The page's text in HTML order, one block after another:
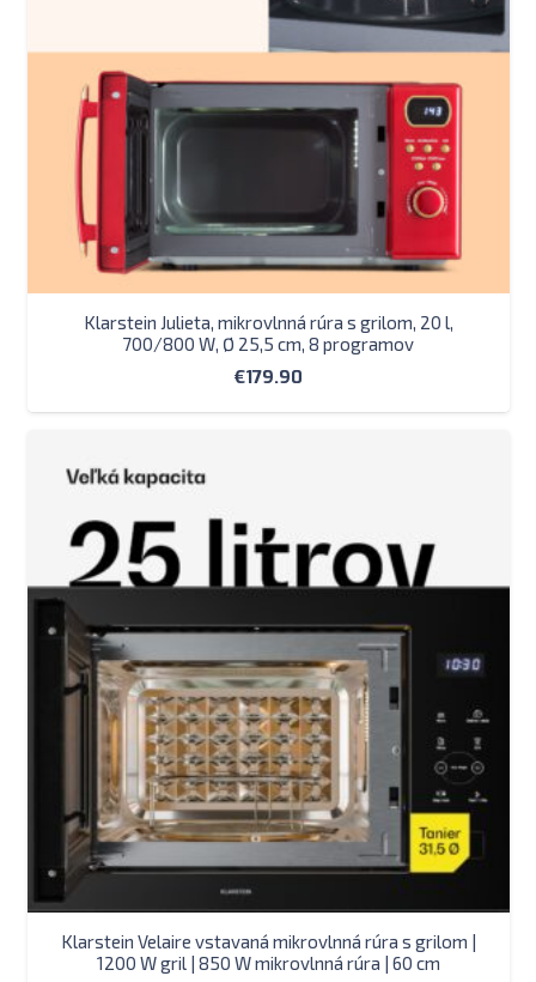
Klarstein Julieta, mikrovlnná rúra s grilom, 20 l,
700/800 W, Ø 25,5 cm, 8 programov
€179.90
Klarstein Velaire vstavaná mikrovlnná rúra s grilom |
1200 W gril | 850 W mikrovlnná rúra | 60 cm